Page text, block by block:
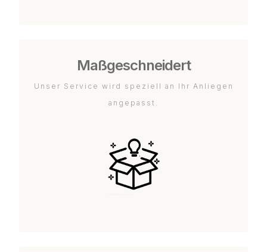
Maßgeschneidert
Unser Service wird speziell an Ihr Anliegen
angepasst.